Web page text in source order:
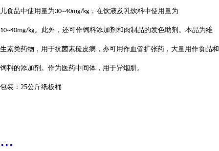
儿食品中使用量为30~40mg/kg ；在饮液及乳饮料中使用量为
10~40mg/kg。此外，还可作饲料添加剂和肉制品的发色助剂。本品为维
生素类药物，用于抗菌素糙皮病，亦可用作血管扩张药，大量用作食品和
饲料的添加剂。作为医药中间体，用于异烟肼。
包装： 25公斤纸板桶
...